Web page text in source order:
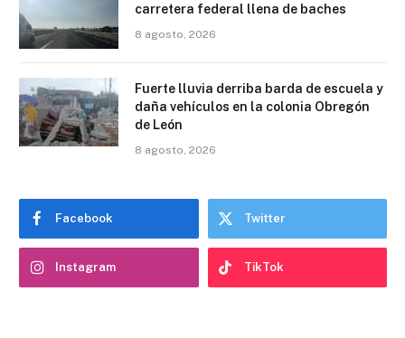
carretera federal llena de baches
8 agosto, 2026
Fuerte lluvia derriba barda de escuela y
daña vehículos en la colonia Obregón
de León
8 agosto, 2026
Facebook Twitter
Instagram TikTok